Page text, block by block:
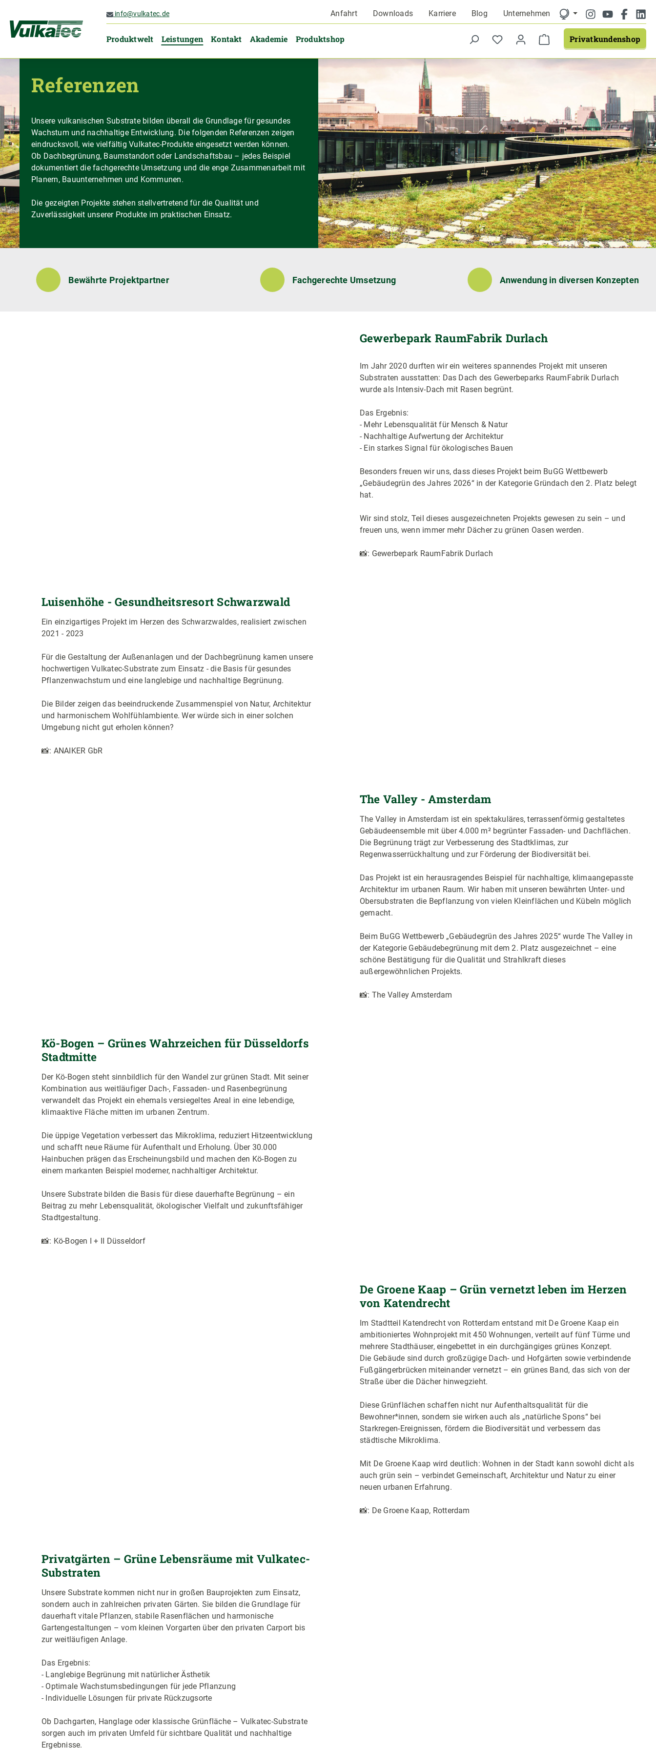
Zur Hauptnavigation springeninfo@vulkatec.de Anfahrt Downloads Karriere Blog Unternehmen
Produktwelt Leistungen Kontakt Akademie Produktshop Privatkundenshop
Referenzen
Unsere vulkanischen Substrate bilden überall die Grundlage für gesundes
Wachstum und nachhaltige Entwicklung. Die folgenden Referenzen zeigen
eindrucksvoll, wie vielfältig Vulkatec-Produkte eingesetzt werden können.
Ob Dachbegrünung, Baumstandort oder Landschaftsbau – jedes Beispiel
dokumentiert die fachgerechte Umsetzung und die enge Zusammenarbeit mit
Planern, Bauunternehmen und Kommunen.
Die gezeigten Projekte stehen stellvertretend für die Qualität und
Zuverlässigkeit unserer Produkte im praktischen Einsatz.
Bewährte Projektpartner Fachgerechte Umsetzung Anwendung in diversen Konzepten
Gewerbepark RaumFabrik Durlach
Im Jahr 2020 durften wir ein weiteres spannendes Projekt mit unseren
Substraten ausstatten: Das Dach des Gewerbeparks RaumFabrik Durlach
wurde als Intensiv-Dach mit Rasen begrünt.
Das Ergebnis:
- Mehr Lebensqualität für Mensch & Natur
- Nachhaltige Aufwertung der Architektur
- Ein starkes Signal für ökologisches Bauen
Besonders freuen wir uns, dass dieses Projekt beim BuGG Wettbewerb
„Gebäudegrün des Jahres 2026“ in der Kategorie Gründach den 2. Platz belegt
hat.
Wir sind stolz, Teil dieses ausgezeichneten Projekts gewesen zu sein – und
freuen uns, wenn immer mehr Dächer zu grünen Oasen werden.
📸: Gewerbepark RaumFabrik Durlach
Luisenhöhe - Gesundheitsresort Schwarzwald
Ein einzigartiges Projekt im Herzen des Schwarzwaldes, realisiert zwischen
2021 - 2023
Für die Gestaltung der Außenanlagen und der Dachbegrünung kamen unsere
hochwertigen Vulkatec-Substrate zum Einsatz - die Basis für gesundes
Pflanzenwachstum und eine langlebige und nachhaltige Begrünung.
Die Bilder zeigen das beeindruckende Zusammenspiel von Natur, Architektur
und harmonischem Wohlfühlambiente. Wer würde sich in einer solchen
Umgebung nicht gut erholen können?
📸: ANAIKER GbR
The Valley - Amsterdam
The Valley in Amsterdam ist ein spektakuläres, terrassenförmig gestaltetes
Gebäudeensemble mit über 4.000 m² begrünter Fassaden- und Dachflächen.
Die Begrünung trägt zur Verbesserung des Stadtklimas, zur
Regenwasserrückhaltung und zur Förderung der Biodiversität bei.
Das Projekt ist ein herausragendes Beispiel für nachhaltige, klimaangepasste
Architektur im urbanen Raum. Wir haben mit unseren bewährten Unter- und
Obersubstraten die Bepflanzung von vielen Kleinflächen und Kübeln möglich
gemacht.
Beim BuGG Wettbewerb „Gebäudegrün des Jahres 2025“ wurde The Valley in
der Kategorie Gebäudebegrünung mit dem 2. Platz ausgezeichnet – eine
schöne Bestätigung für die Qualität und Strahlkraft dieses
außergewöhnlichen Projekts.
📸: The Valley Amsterdam
Kö-Bogen – Grünes Wahrzeichen für Düsseldorfs
Stadtmitte
Der Kö-Bogen steht sinnbildlich für den Wandel zur grünen Stadt. Mit seiner
Kombination aus weitläufiger Dach-, Fassaden- und Rasenbegrünung
verwandelt das Projekt ein ehemals versiegeltes Areal in eine lebendige,
klimaaktive Fläche mitten im urbanen Zentrum.
Die üppige Vegetation verbessert das Mikroklima, reduziert Hitzeentwicklung
und schafft neue Räume für Aufenthalt und Erholung. Über 30.000
Hainbuchen prägen das Erscheinungsbild und machen den Kö-Bogen zu
einem markanten Beispiel moderner, nachhaltiger Architektur.
Unsere Substrate bilden die Basis für diese dauerhafte Begrünung – ein
Beitrag zu mehr Lebensqualität, ökologischer Vielfalt und zukunftsfähiger
Stadtgestaltung.
📸: Kö-Bogen I + II Düsseldorf
De Groene Kaap – Grün vernetzt leben im Herzen
von Katendrecht
Im Stadtteil Katendrecht von Rotterdam entstand mit De Groene Kaap ein
ambitioniertes Wohnprojekt mit 450 Wohnungen, verteilt auf fünf Türme und
mehrere Stadthäuser, eingebettet in ein durchgängiges grünes Konzept.
Die Gebäude sind durch großzügige Dach- und Hofgärten sowie verbindende
Fußgängerbrücken miteinander vernetzt – ein grünes Band, das sich von der
Straße über die Dächer hinwegzieht.
Diese Grünflächen schaffen nicht nur Aufenthaltsqualität für die
Bewohner*innen, sondern sie wirken auch als „natürliche Spons“ bei
Starkregen-Ereignissen, fördern die Biodiversität und verbessern das
städtische Mikroklima.
Mit De Groene Kaap wird deutlich: Wohnen in der Stadt kann sowohl dicht als
auch grün sein – verbindet Gemeinschaft, Architektur und Natur zu einer
neuen urbanen Erfahrung.
📸: De Groene Kaap, Rotterdam
Privatgärten – Grüne Lebensräume mit Vulkatec-
Substraten
Unsere Substrate kommen nicht nur in großen Bauprojekten zum Einsatz,
sondern auch in zahlreichen privaten Gärten. Sie bilden die Grundlage für
dauerhaft vitale Pflanzen, stabile Rasenflächen und harmonische
Gartengestaltungen – vom kleinen Vorgarten über den privaten Carport bis
zur weitläufigen Anlage.
Das Ergebnis:
- Langlebige Begrünung mit natürlicher Ästhetik
- Optimale Wachstumsbedingungen für jede Pflanzung
- Individuelle Lösungen für private Rückzugsorte
Ob Dachgarten, Hanglage oder klassische Grünfläche – Vulkatec-Substrate
sorgen auch im privaten Umfeld für sichtbare Qualität und nachhaltige
Ergebnisse.